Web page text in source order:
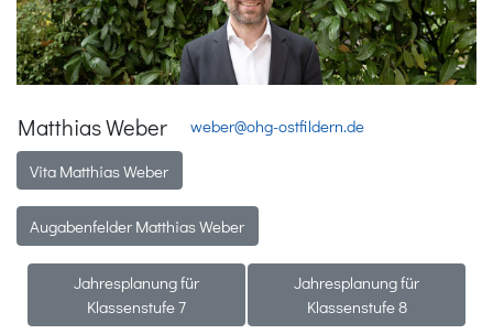
Matthias Weber weber@ohg-ostfildern.de
Vita Matthias Weber
Augabenfelder Matthias Weber
Jahresplanung für
Klassenstufe 7
Jahresplanung für
Klassenstufe 8